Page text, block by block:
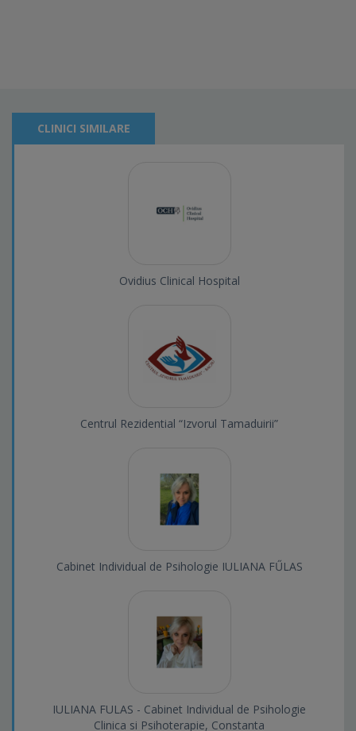
CLINICI SIMILARE
Ovidius Clinical Hospital
Centrul Rezidential “Izvorul Tamaduirii”
Cabinet Individual de Psihologie IULIANA FŰLAS
IULIANA FULAS - Cabinet Individual de Psihologie
Clinica si Psihoterapie, Constanta